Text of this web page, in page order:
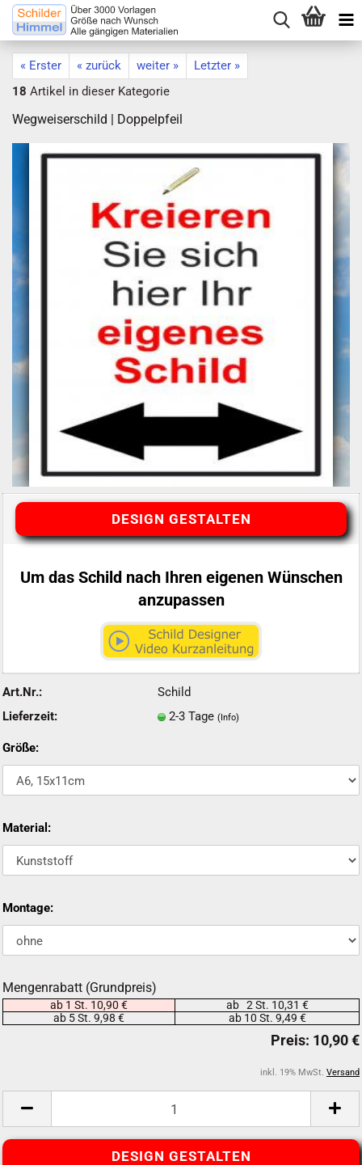
« Erster « zurück weiter »
Letzter »
18 Artikel in dieser Kategorie
Wegweiserschild | Doppelpfeil
DESIGN GESTALTEN
Um das Schild nach Ihren eigenen Wünschen
anzupassen
Art.Nr.:
Schild
Lieferzeit:
2-3 Tage (Info)
Größe:
Material:
Montage:
Mengenrabatt (Grundpreis)
ab 1 St. 10,90 €
ab 2 St. 10,31 €
ab 5 St. 9,98 €
ab 10 St. 9,49 €
inkl. 19% MwSt. Versand
DESIGN GESTALTEN